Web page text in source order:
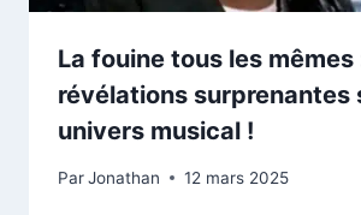
La fouine tous les mêmes
révélations surprenantes
univers musical !
ParJonathan 12 mars 2025